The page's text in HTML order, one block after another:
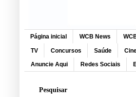
Página inicial WCB News
TV Concursos Saúde
Anuncie Aqui Redes Sociais
Pesquisar